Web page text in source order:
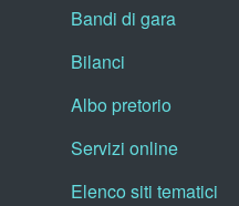
Bandi di gara
Bilanci
Albo pretorio
Servizi online
Elenco siti tematici